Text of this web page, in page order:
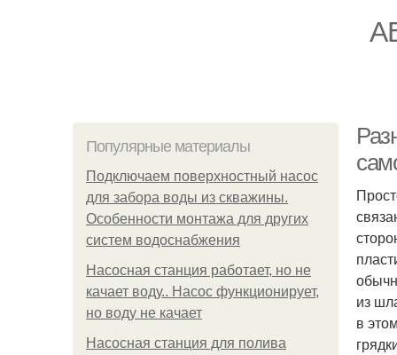
Популярные материалы
Подключаем поверхностный насос
для забора воды из скважины.
Особенности монтажа для других
систем водоснабжения
Насосная станция работает, но не
качает воду.. Насос функционирует,
но воду не качает
Насосная станция для полива
из
в